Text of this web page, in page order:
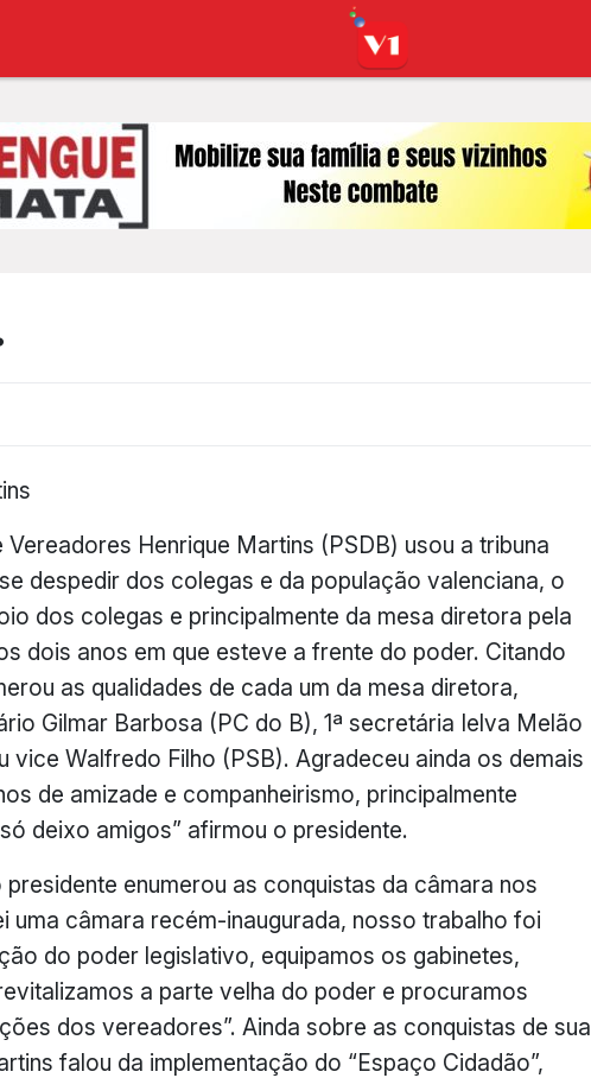
Henrique Martins (PSDB) usou a tribuna
despedir dos colegas e da população valenciana, o
dos colegas e principalmente da mesa diretora pela
dois anos em que esteve a frente do poder. Citando
as qualidades de cada um da mesa diretora,
Gilmar Barbosa (PC do B), 1ª secretária Ielva Melão
vice Walfredo Filho (PSB). Agradeceu ainda os demais
de amizade e companheirismo, principalmente
deixo amigos” afirmou o presidente.
enumerou as conquistas da câmara nos
uma câmara recém-inaugurada, nosso trabalho foi
do poder legislativo, equipamos os gabinetes,
a parte velha do poder e procuramos
dos vereadores”. Ainda sobre as conquistas de sua
falou da implementação do “Espaço Cidadão”,